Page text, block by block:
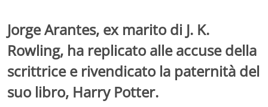
Jorge Arantes, ex marito di J. K.
Rowling, ha replicato alle accuse della
scrittrice e rivendicato la paternità del
suo libro, Harry Potter.